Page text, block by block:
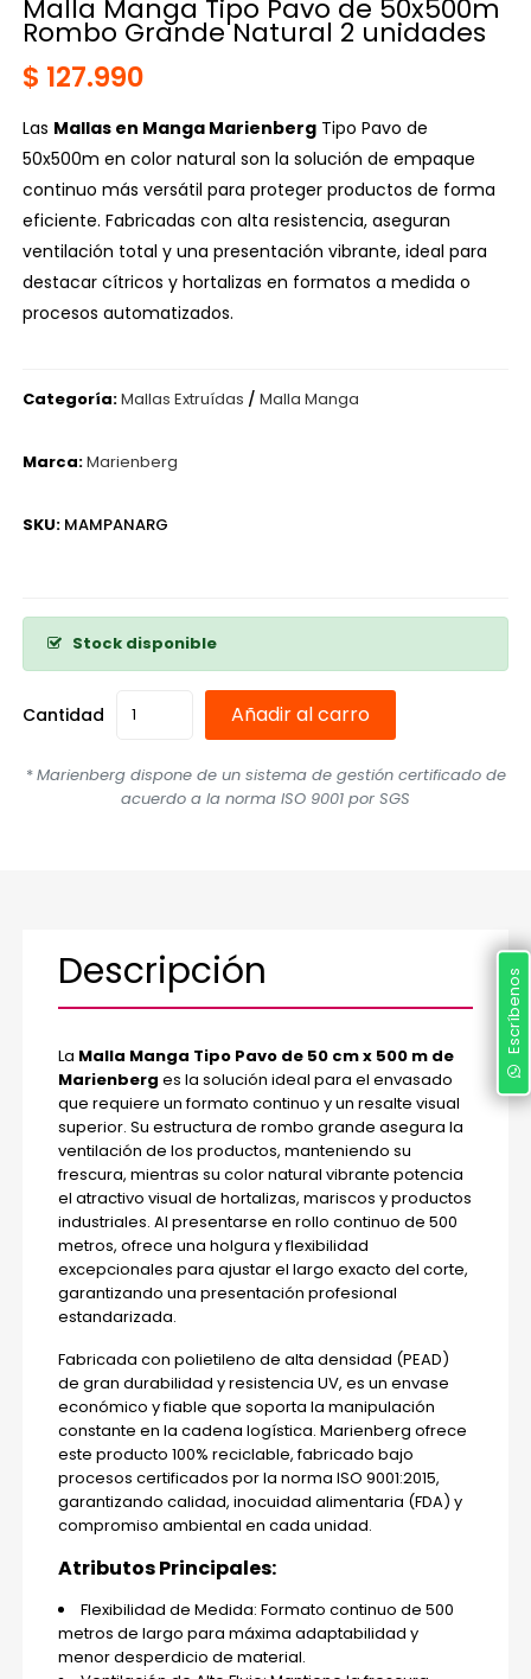
Malla Manga Tipo Pavo de 50x500m
Rombo Grande Natural 2 unidades
$ 127.990
Las Mallas en Manga Marienberg Tipo Pavo de
50x500m en color natural son la solución de empaque
continuo más versátil para proteger productos de forma
eficiente. Fabricadas con alta resistencia, aseguran
ventilación total y una presentación vibrante, ideal para
destacar cítricos y hortalizas en formatos a medida o
procesos automatizados.
Categoría:Mallas Extruídas /Malla Manga
Marca:Marienberg
SKU: MAMPANARG
Stock disponible
Cantidad Añadir al carro
*Marienberg dispone de un sistema de gestión certificado de
acuerdo a la norma ISO 9001 por SGS
Descripción
La Malla Manga Tipo Pavo de 50 cm x 500 m de
Marienberg es la solución ideal para el envasado
que requiere un formato continuo y un resalte visual
superior. Su estructura de rombo grande asegura la
ventilación de los productos, manteniendo su
frescura, mientras su color natural vibrante potencia
el atractivo visual de hortalizas, mariscos y productos
industriales. Al presentarse en rollo continuo de 500
metros, ofrece una holgura y flexibilidad
excepcionales para ajustar el largo exacto del corte,
garantizando una presentación profesional
estandarizada.
Fabricada con polietileno de alta densidad (PEAD)
de gran durabilidad y resistencia UV, es un envase
económico y fiable que soporta la manipulación
constante en la cadena logística. Marienberg ofrece
este producto 100% reciclable, fabricado bajo
procesos certificados por la norma ISO 9001:2015,
garantizando calidad, inocuidad alimentaria (FDA) y
compromiso ambiental en cada unidad.
Atributos Principales:
Flexibilidad de Medida: Formato continuo de 500
metros de largo para máxima adaptabilidad y
menor desperdicio de material.
Escríbenos